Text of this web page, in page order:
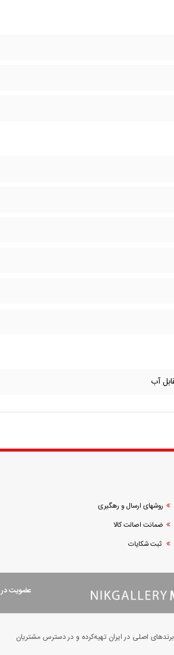
آب
روشهای ارسال و رهگیری
ضمانت اصالت کالا
ثبت شکایات
عضویت در
اصلی در ایران تهیه‌کرده و در دسترس مشتریان